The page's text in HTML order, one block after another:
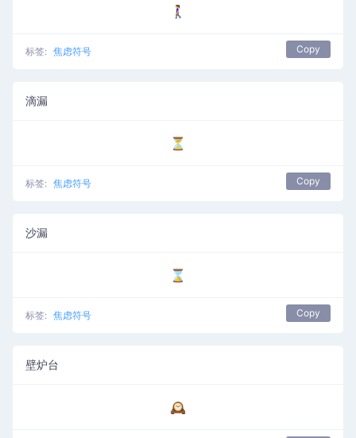
🚶‍♀️
标签: 焦虑符号 Copy
滴漏
⏳
标签: 焦虑符号 Copy
沙漏
⌛
标签: 焦虑符号 Copy
壁炉台
🕰️